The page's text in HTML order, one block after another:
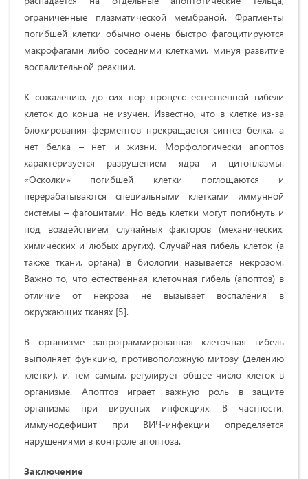
ограниченные плазматической мембраной. Фрагменты
погибшей клетки обычно очень быстро фагоцитируются
макрофагами либо соседними клетками, минуя развитие
воспалительной реакции.
К сожалению, до сих пор процесс естественной гибели
клеток до конца не изучен. Известно, что в клетке из-за
блокирования ферментов прекращается синтез белка, а
нет белка – нет и жизни. Морфологически апоптоз
характеризуется разрушением ядра и цитоплазмы.
«Осколки» погибшей клетки поглощаются и
перерабатываются специальными клетками иммунной
системы – фагоцитами. Но ведь клетки могут погибнуть и
под воздействием случайных факторов (механических,
химических и любых других). Случайная гибель клеток (а
также ткани, органа) в биологии называется некрозом.
Важно то, что естественная клеточная гибель (апоптоз) в
отличие от некроза не вызывает воспаления в
окружающих тканях [5].
В организме запрограммированная клеточная гибель
выполняет функцию, противоположную митозу (делению
клетки), и, тем самым, регулирует общее число клеток в
организме. Апоптоз играет важную роль в защите
организма при вирусных инфекциях. В частности,
иммунодефицит при ВИЧ-инфекции определяется
нарушениями в контроле апоптоза.
Заключение